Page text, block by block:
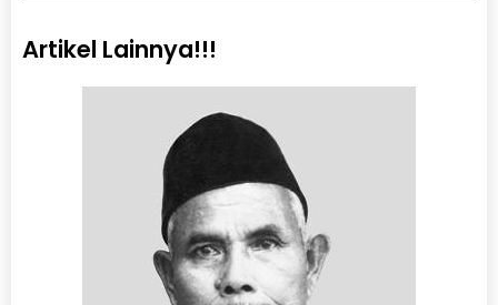
Artikel Lainnya!!!